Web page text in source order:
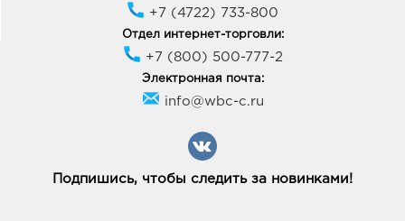
+7 (4722) 733-800
Отдел интернет-торговли:
+7 (800) 500-777-2
Электронная почта:
info@wbc-c.ru
Подпишись, чтобы следить за новинками!